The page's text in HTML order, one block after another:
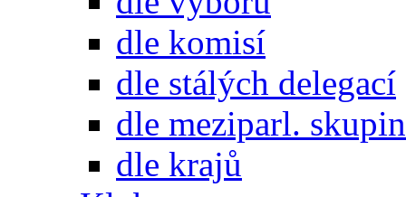
dle komisí
dle stálých delegací
dle meziparl. skupin
dle krajů